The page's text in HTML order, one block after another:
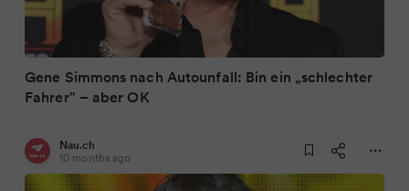
Gene Simmons nach Autounfall: Bin ein „schlechter
Fahrer" – aber OK
Nau.ch
10 months ago